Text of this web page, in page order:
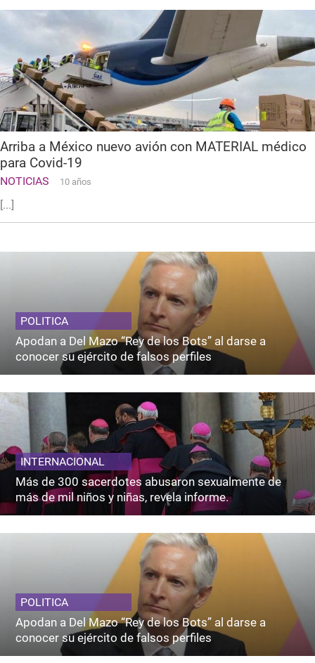
Arriba a México nuevo avión con MATERIAL médico
para Covid-19
NOTICIAS 10 años
[...]
POLITICA
Apodan a Del Mazo “Rey de los Bots” al darse a
conocer su ejército de falsos perfiles
INTERNACIONAL
Más de 300 sacerdotes abusaron sexualmente de
más de mil niños y niñas, revela informe.
POLITICA
Apodan a Del Mazo “Rey de los Bots” al darse a
conocer su ejército de falsos perfiles